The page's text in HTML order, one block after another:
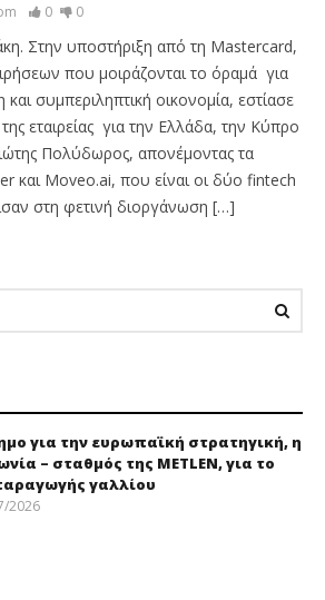
0 0
Στην υποστήριξη από τη Mastercard,
που μοιράζονται το όραμά για
συμπεριληπτική οικονομία, εστίασε
εταιρείας για την Ελλάδα, την Κύπρο
Πολύδωρος, απονέμοντας τα
και Moveo.ai, που είναι οι δύο fintech
στη φετινή διοργάνωση […]
για την ευρωπαϊκή στρατηγική, η
– σταθμός της METLEN, για το
γαλλίου
2026